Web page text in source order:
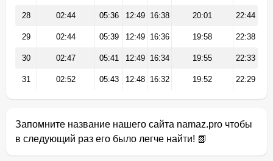
28 02:44 05:36 12:49 16:38 20:01 22:44
29 02:44 05:39 12:49 16:36 19:58 22:38
30 02:47 05:41 12:49 16:34 19:55 22:33
31 02:52 05:43 12:48 16:32 19:52 22:29
Запомните название нашего сайта namaz.pro чтобы
в следующий раз его было легче найти! 📗